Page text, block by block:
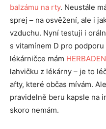
balzámu na rty. Neustále
sprej – na osvěžení, ale i
vzduchu. Nyní testuji i
s vitamínem D pro
lékárničce mám
lahvičku z lékárny – je to
afty, které občas mívám.
pravidelně beru kapsle na
skoro nemám.